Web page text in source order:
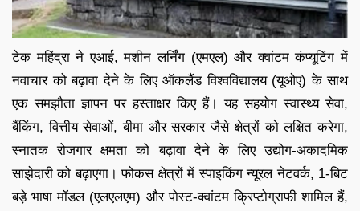
टेक महिंद्रा ने एआई, मशीन लर्निंग (एमएल) और क्वांटम कंप्यूटिंग में
नवाचार को बढ़ावा देने के लिए ऑकलैंड विश्वविद्यालय (यूओए) के साथ
एक समझौता ज्ञापन पर हस्ताक्षर किए हैं। यह सहयोग स्वास्थ्य सेवा,
बैंकिंग, वित्तीय सेवाओं, बीमा और सरकार जैसे क्षेत्रों को लक्षित करेगा,
स्नातक रोजगार क्षमता को बढ़ावा देने के लिए उद्योग-अकादमिक
साझेदारी को बढ़ाएगा। फोकस क्षेत्रों में स्पाइकिंग न्यूरल नेटवर्क, 1-बिट
बड़े भाषा मॉडल (एलएलएम) और पोस्ट-क्वांटम क्रिप्टोग्राफी शामिल हैं,